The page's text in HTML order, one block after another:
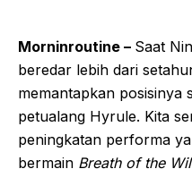
Morninroutine – Saat
beredar lebih dari
memantapkan posisinya
petualang Hyrule. Kita
peningkatan performa
bermain Breath of the